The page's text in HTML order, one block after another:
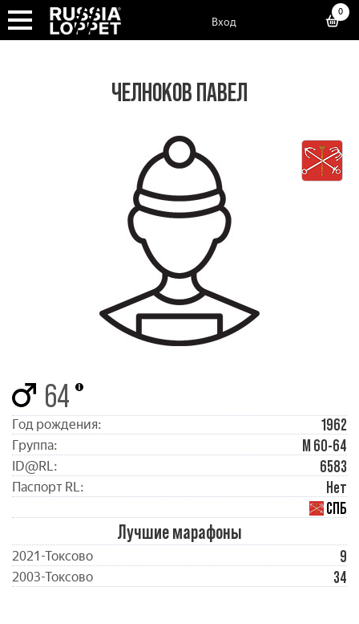
Вход
0
ЧЕЛНОКОВ ПАВЕЛ
64
Год рождения: 1962
Группа: М 60-64
ID@RL: 6583
Паспорт RL:
Нет
СПБ
Лучшие марафоны
2021-Токсово 9
2003-Токсово 34